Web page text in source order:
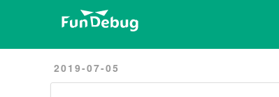
2019-07-05